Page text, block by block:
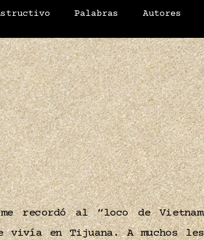
Palabras Autores
recordó al “loco de
vivía en Tijuana. A muchos